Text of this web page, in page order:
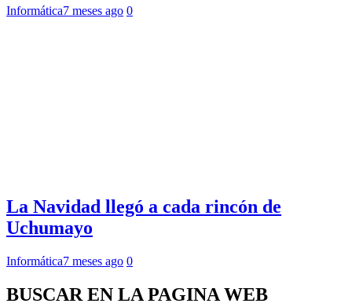
Informática7 meses ago 0
La Navidad llegó a cada rincón de
Uchumayo
Informática7 meses ago 0
BUSCAR EN LA PAGINA WEB